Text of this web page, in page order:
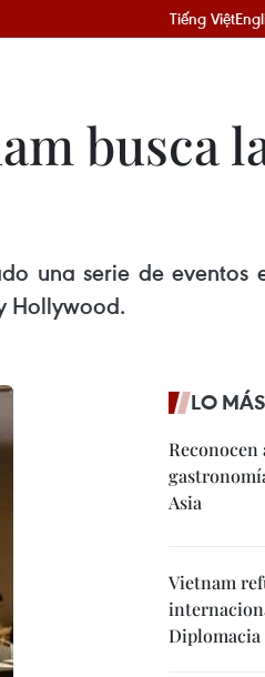
Tiếng Việt
busca
una serie de eventos
Hollywood.
LO
Reconocen
Asia
Vietnam